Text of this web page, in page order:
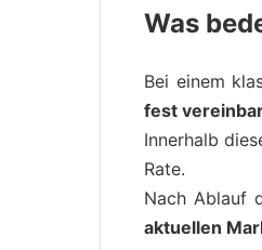
Was
Bei einem
fest
Innerhalb
Rate.
Nach Ablauf
aktuellen